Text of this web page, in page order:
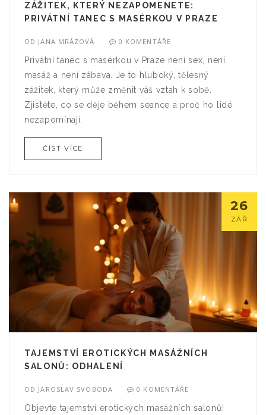
ZÁŽITEK, KTERÝ NEZAPOMENETE:
PRIVÁTNÍ TANEC S MASÉRKOU V PRAZE
OD JANA MRÁZOVÁ 0 KOMENTÁŘE
Privátní tanec s masérkou v Praze není sex, není
masáž a není zábava. Je to hluboký, tělesný
zážitek, který může změnit váš vztah k sobě.
Zjistěte, co se děje během seance a proč ho lidé
nezapomínají.
ČÍST VÍCE
26
ZÁŘ
TAJEMSTVÍ EROTICKÝCH MASÁŽNÍCH
SALONŮ: ODHALENÍ
OD JAROSLAV SVOBODA 0 KOMENTÁŘE
Objevte tajemství erotických masážních salonů!